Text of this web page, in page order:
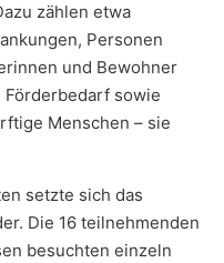
zählen etwa
Personen
und Bewohner
sowie
Menschen – sie
setzte sich das
Die 16 teilnehmenden
besuchten einzeln